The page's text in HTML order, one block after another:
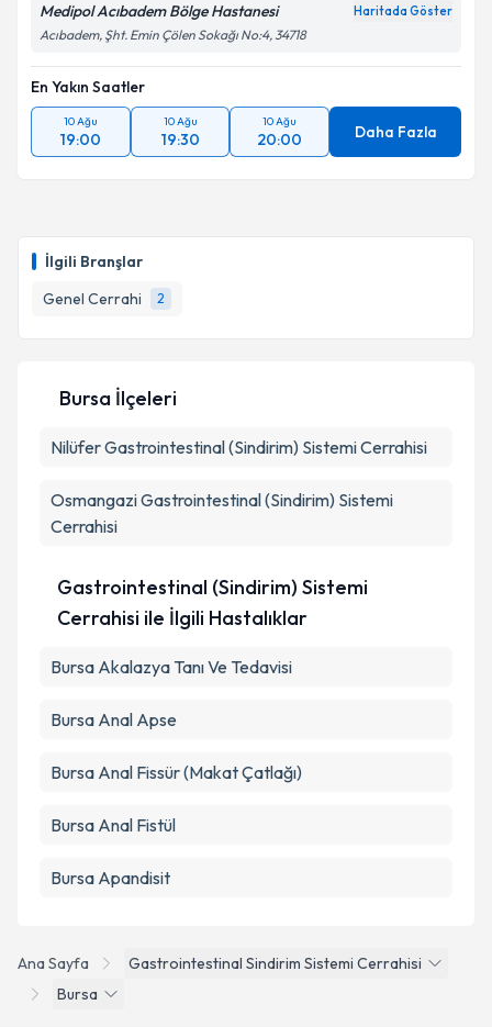
İlgili Branşlar
Genel Cerrahi
2
Medipol Acıbadem Bölge Hastanesi Haritada Göster
Acıbadem, Şht. Emin Çölen Sokağı No:4, 34718
En Yakın Saatler
10 Ağu
19:00
10 Ağu
19:30
10 Ağu
20:00 Daha Fazla
Ana Sayfa
Gastrointestinal Sindirim Sistemi Cerrahisi
Bursa
Bursa İlçeleri
NilüferGastrointestinal (Sindirim) Sistemi Cerrahisi
OsmangaziGastrointestinal (Sindirim) Sistemi
Cerrahisi
Gastrointestinal (Sindirim) Sistemi
Cerrahisi ile İlgili Hastalıklar
Bursa Akalazya Tanı Ve Tedavisi
Bursa Anal Apse
Bursa Anal Fissür (Makat Çatlağı)
Bursa Anal Fistül
Bursa Apandisit